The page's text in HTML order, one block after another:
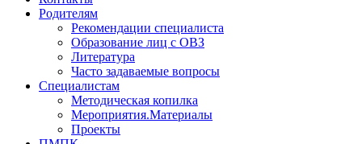
Родителям
Рекомендации специалиста
Образование лиц с ОВЗ
Литература
Часто задаваемые вопросы
Специалистам
Методическая копилка
Мероприятия.Материалы
Проекты